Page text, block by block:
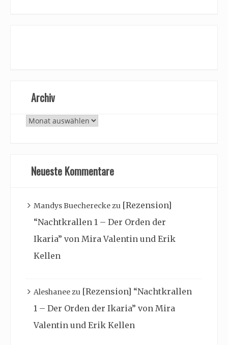
Archiv
Archiv
Neueste Kommentare
Mandys Buechereckezu [Rezension]
“Nachtkrallen 1 – Der Orden der
Ikaria” von Mira Valentin und Erik
Kellen
Aleshaneezu [Rezension] “Nachtkrallen
1 – Der Orden der Ikaria” von Mira
Valentin und Erik Kellen